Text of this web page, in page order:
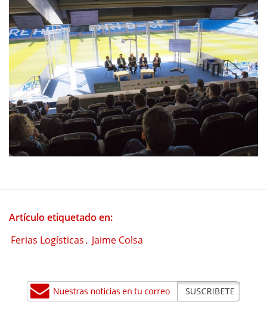
Artículo etiquetado en:
Ferias Logísticas , Jaime Colsa